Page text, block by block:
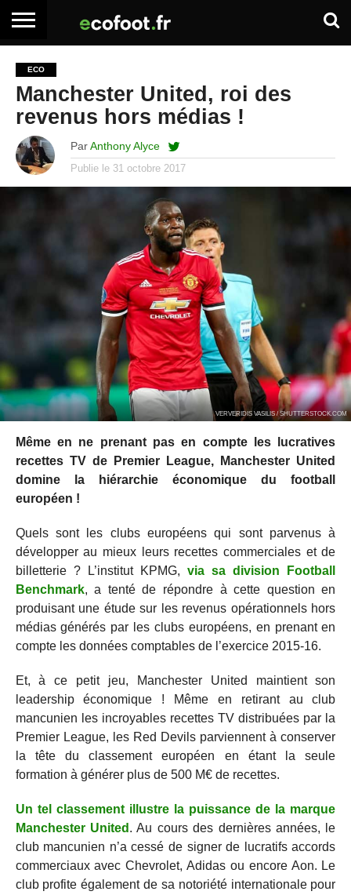
ARTICLES
PREMIUM
ADHÉSION
PREMIUM
SE
CONNECTER
EMPLOI
BOITE
À
OUTILS
ECO
Manchester United, roi des
revenus hors médias !
Par Anthony Alyce
Publie le 31 octobre 2017
VERVERIDIS VASILIS / SHUTTERSTOCK.COM
Même en ne prenant pas en compte les lucratives
recettes TV de Premier League, Manchester United
domine la hiérarchie économique du football
européen !
Quels sont les clubs européens qui sont parvenus à
développer au mieux leurs recettes commerciales et de
billetterie ? L’institut KPMG,via sa division Football
Benchmark, a tenté de répondre à cette question en
produisant une étude sur les revenus opérationnels hors
médias générés par les clubs européens, en prenant en
compte les données comptables de l’exercice 2015-16.
Et, à ce petit jeu, Manchester United maintient son
leadership économique ! Même en retirant au club
mancunien les incroyables recettes TV distribuées par la
Premier League, les Red Devils parviennent à conserver
la tête du classement européen en étant la seule
formation à générer plus de 500 M€ de recettes.
Un tel classement illustre la puissance de la marque
Manchester United . Au cours des dernières années, le
club mancunien n’a cessé de signer de lucratifs accords
commerciaux avec Chevrolet, Adidas ou encore Aon. Le
club profite également de sa notoriété internationale pour